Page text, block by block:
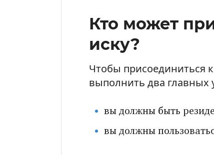
Кто может
иску?
Чтобы присоединиться
выполнить два главных
вы должны быть
вы должны